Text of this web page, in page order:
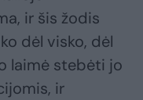
ir šis žodis
dėl visko, dėl
laimė stebėti jo
ir